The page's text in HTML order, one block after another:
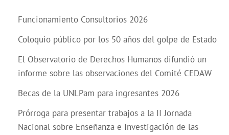
Funcionamiento Consultorios 2026
Coloquio público por los 50 años del golpe de Estado
El Observatorio de Derechos Humanos difundió un
informe sobre las observaciones del Comité CEDAW
Becas de la UNLPam para ingresantes 2026
Prórroga para presentar trabajos a la II Jornada
Nacional sobre Enseñanza e Investigación de las